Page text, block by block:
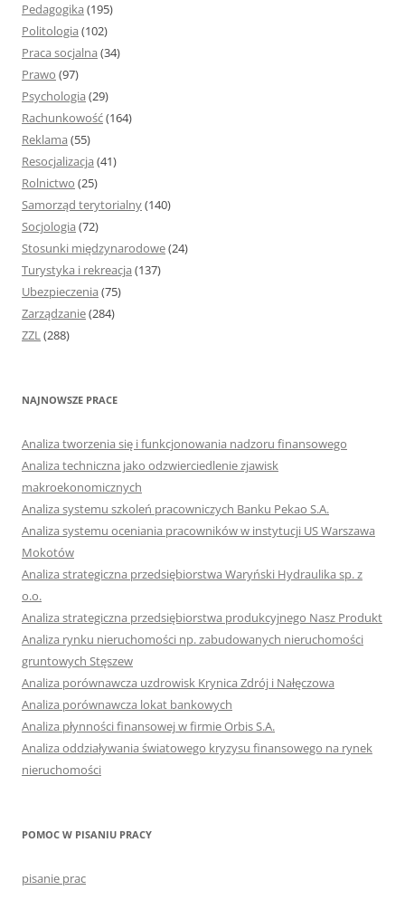
Pedagogika (195)
Politologia (102)
Praca socjalna (34)
Prawo (97)
Psychologia (29)
Rachunkowość(164)
Reklama (55)
Resocjalizacja (41)
Rolnictwo (25)
Samorząd terytorialny(140)
Socjologia (72)
Stosunki międzynarodowe(24)
Turystyka i rekreacja (137)
Ubezpieczenia (75)
Zarządzanie(284)
ZZL(288)
NAJNOWSZE PRACE
Analiza tworzenia się i funkcjonowania nadzoru finansowego
Analiza techniczna jako odzwierciedlenie zjawisk
makroekonomicznych
Analiza systemu szkoleń pracowniczych Banku Pekao S.A.
Analiza systemu oceniania pracowników w instytucji US Warszawa
Mokotów
Analiza strategiczna przedsiębiorstwa Waryński Hydraulika sp. z
o.o.
Analiza strategiczna przedsiębiorstwa produkcyjnego Nasz Produkt
Analiza rynku nieruchomości np. zabudowanych nieruchomości
gruntowych Stęszew
Analiza porównawcza uzdrowisk Krynica Zdrój i Nałęczowa
Analiza porównawcza lokat bankowych
Analiza płynności finansowej w firmie Orbis S.A.
Analiza oddziaływania światowego kryzysu finansowego na rynek
nieruchomości
POMOC W PISANIU PRACY
pisanie prac